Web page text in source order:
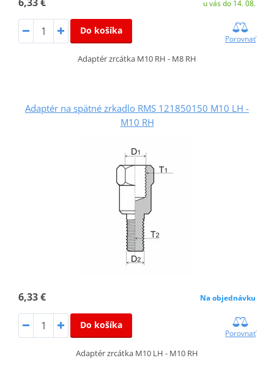
u vás do 14. 08.
Do košíka
Porovnať
Adaptér zrcátka M10 RH - M8 RH
Adaptér na spätné zrkadlo RMS 121850150 M10 LH -
M10 RH
6,33 € Na objednávku
Do košíka
Porovnať
Adaptér zrcátka M10 LH - M10 RH